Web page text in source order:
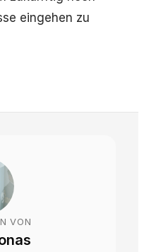
eingehen zu
VON